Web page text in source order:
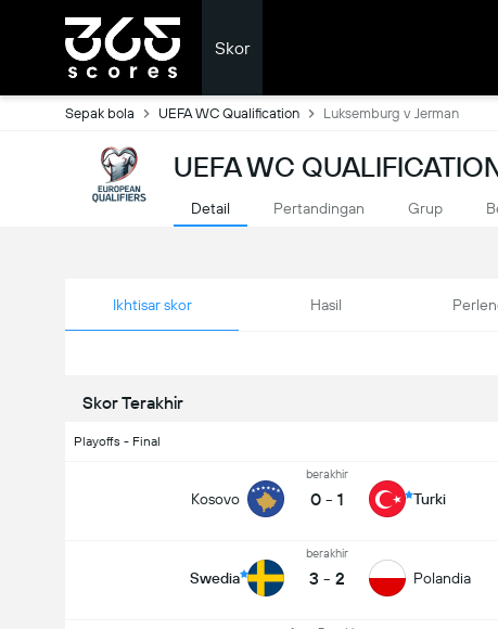
Skor
Sepak bola UEFA WC Qualification Luksemburg v Jerman
UEFA WC
Detail Pertandingan Grup
Ikhtisar skor Hasil
Skor Terakhir
Playoffs - Final
Kosovo
berakhir
0 - 1 Turki
Swedia
berakhir
3 - 2 Polandia